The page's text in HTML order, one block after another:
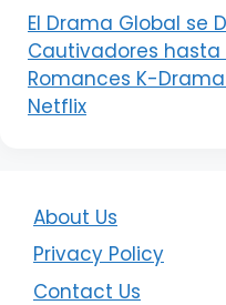
El Drama Global se
Cautivadores
Romances K-
Netflix
About Us
Privacy Policy
Contact Us